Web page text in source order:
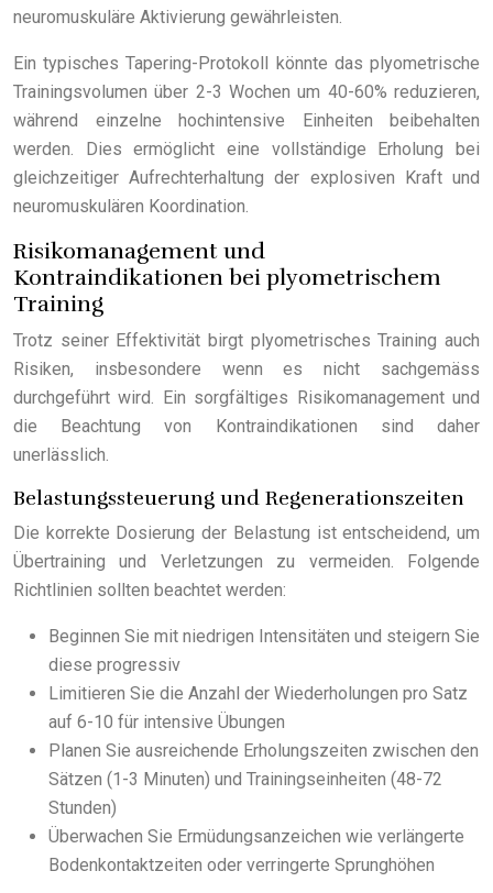
neuromuskuläre Aktivierung gewährleisten.
Ein typisches Tapering-Protokoll könnte das plyometrische
Trainingsvolumen über 2-3 Wochen um 40-60% reduzieren,
während einzelne hochintensive Einheiten beibehalten
werden. Dies ermöglicht eine vollständige Erholung bei
gleichzeitiger Aufrechterhaltung der explosiven Kraft und
neuromuskulären Koordination.
Risikomanagement und
Kontraindikationen bei plyometrischem
Training
Trotz seiner Effektivität birgt plyometrisches Training auch
Risiken, insbesondere wenn es nicht sachgemäss
durchgeführt wird. Ein sorgfältiges Risikomanagement und
die Beachtung von Kontraindikationen sind daher
unerlässlich.
Belastungssteuerung und Regenerationszeiten
Die korrekte Dosierung der Belastung ist entscheidend, um
Übertraining und Verletzungen zu vermeiden. Folgende
Richtlinien sollten beachtet werden:
Beginnen Sie mit niedrigen Intensitäten und steigern Sie
diese progressiv
Limitieren Sie die Anzahl der Wiederholungen pro Satz
auf 6-10 für intensive Übungen
Planen Sie ausreichende Erholungszeiten zwischen den
Sätzen (1-3 Minuten) und Trainingseinheiten (48-72
Stunden)
Überwachen Sie Ermüdungsanzeichen wie verlängerte
Bodenkontaktzeiten oder verringerte Sprunghöhen